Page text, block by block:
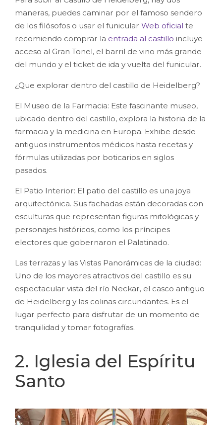
maneras, puedes caminar por el famoso sendero
de los filósofos o usar el funicular Web oficial te
recomiendo comprar la entrada al castillo incluye
acceso al Gran Tonel, el barril de vino más grande
del mundo y el ticket de ida y vuelta del funicular.
¿Que explorar dentro del castillo de Heidelberg?
El Museo de la Farmacia: Este fascinante museo,
ubicado dentro del castillo, explora la historia de la
farmacia y la medicina en Europa. Exhibe desde
antiguos instrumentos médicos hasta recetas y
fórmulas utilizadas por boticarios en siglos
pasados.
El Patio Interior: El patio del castillo es una joya
arquitectónica. Sus fachadas están decoradas con
esculturas que representan figuras mitológicas y
personajes históricos, como los príncipes
electores que gobernaron el Palatinado.
Las terrazas y las Vistas Panorámicas de la ciudad:
Uno de los mayores atractivos del castillo es su
espectacular vista del río Neckar, el casco antiguo
de Heidelberg y las colinas circundantes. Es el
lugar perfecto para disfrutar de un momento de
tranquilidad y tomar fotografías.
2. Iglesia del Espíritu
Santo